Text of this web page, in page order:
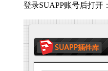
登录SUAPP账号后打开：